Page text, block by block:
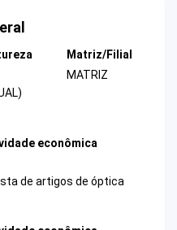
Matriz/Filial
MATRIZ
econômica
de artigos de óptica